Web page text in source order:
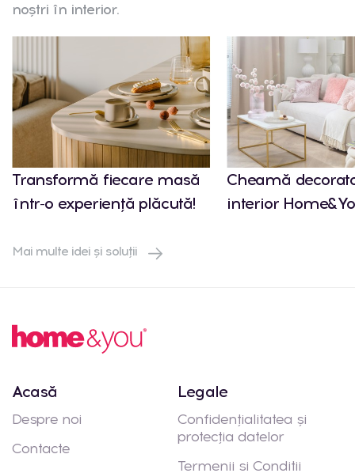
noștri în interior.
Transformă fiecare masă
într-o experiență plăcută!
Cheamă
interior
Mai multe idei și soluții
Acasă
Despre noi
Contacte
Legale
Confidențialitatea și
protecția datelor
Termenii si Conditii